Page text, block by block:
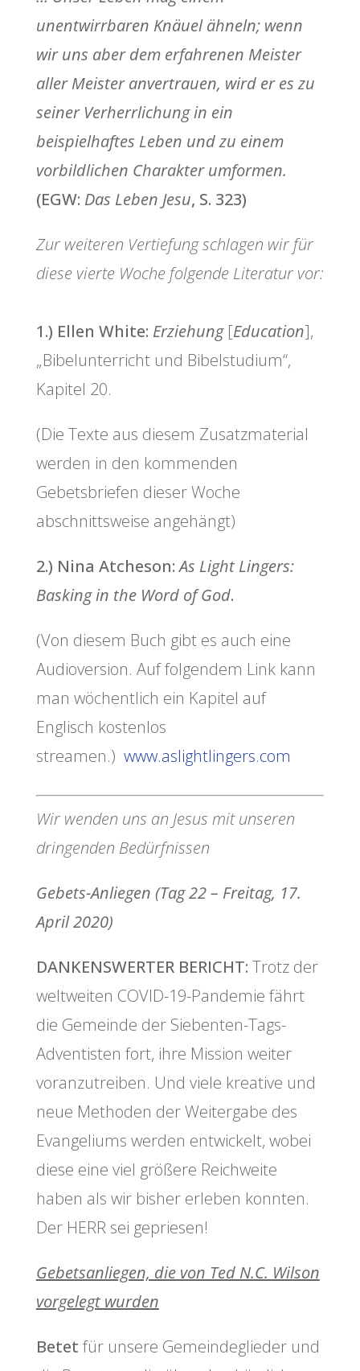
unentwirrbaren Knäuel ähneln; wenn
wir uns aber dem erfahrenen Meister
aller Meister anvertrauen, wird er es zu
seiner Verherrlichung in ein
beispielhaftes Leben und zu einem
vorbildlichen Charakter umformen.
(EGW: Das Leben Jesu, S. 323)
Zur weiteren Vertiefung schlagen wir für
diese vierte Woche folgende Literatur vor:
1.) Ellen White: Erziehung [Education],
„Bibelunterricht und Bibelstudium“,
Kapitel 20.
(Die Texte aus diesem Zusatzmaterial
werden in den kommenden
Gebetsbriefen dieser Woche
abschnittsweise angehängt)
2.) Nina Atcheson:As Light Lingers:
Basking in the Word of God.
(Von diesem Buch gibt es auch eine
Audioversion. Auf folgendem Link kann
man wöchentlich ein Kapitel auf
Englisch kostenlos
streamen.) www.aslightlingers.com
Wir wenden uns an Jesus mit unseren
dringenden Bedürfnissen
Gebets-Anliegen (Tag 22 – Freitag, 17.
April 2020)
DANKENSWERTER BERICHT: Trotz der
weltweiten COVID-19-Pandemie fährt
die Gemeinde der Siebenten-Tags-
Adventisten fort, ihre Mission weiter
voranzutreiben. Und viele kreative und
neue Methoden der Weitergabe des
Evangeliums werden entwickelt, wobei
diese eine viel größere Reichweite
haben als wir bisher erleben konnten.
Der HERR sei gepriesen!
Gebetsanliegen, die von Ted N.C. Wilson
vorgelegt wurden
Betet für unsere Gemeindeglieder und